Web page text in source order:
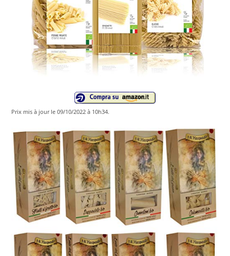
Prix ​​mis à jour le 09/10/2022 à 10h34.